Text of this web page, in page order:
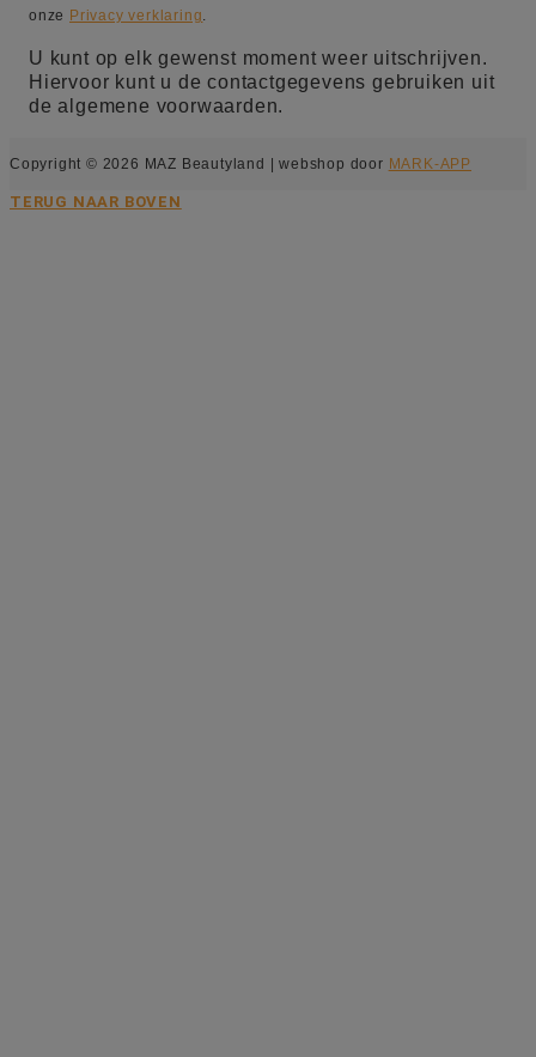
onze Privacy verklaring.
U kunt op elk gewenst moment weer uitschrijven.
Hiervoor kunt u de contactgegevens gebruiken uit
de algemene voorwaarden.
Copyright © 2026 MAZ Beautyland | webshop door MARK-APP
TERUG NAAR BOVEN